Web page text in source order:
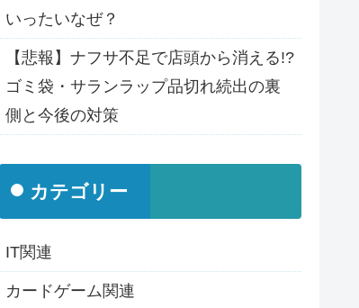
いったいなぜ？
【悲報】ナフサ不足で店頭から消える!?
ゴミ袋・サランラップ品切れ続出の裏
側と今後の対策
カテゴリー
IT関連
カードゲーム関連